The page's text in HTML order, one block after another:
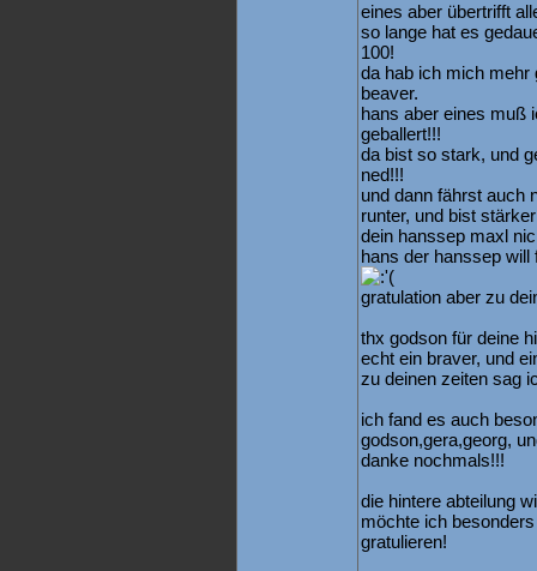
eines aber übertrifft
so lange hat es
100!
da hab ich mich mehr
beaver.
hans aber eines muß
geballert!!!
da bist so stark, und
ned!!!
und dann fährst auch
runter, und bist
dein hanssep maxl
hans der hanssep
gratulation aber zu
thx godson für deine
echt ein braver, und
zu deinen zeiten sag
ich fand es auch
godson,gera,georg,
danke nochmals!!!
die hintere abteilung
möchte ich
gratulieren!